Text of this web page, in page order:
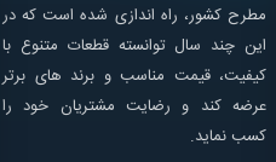
مطرح کشور، راه اندازی شده است که در
این چند سال توانسته قطعات متنوع با
کیفیت، قیمت مناسب و برند های برتر
عرضه کند و رضایت مشتریان خود را
کسب نماید.